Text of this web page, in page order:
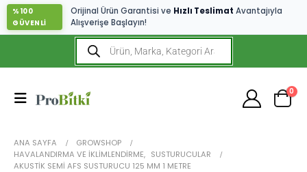
%100
GÜVENLİ
Orijinal Ürün Garantisi ve Hızlı Teslimat Avantajıyla
Alışverişe Başlayın!
0
ANA SAYFA
GROWSHOP
HAVALANDIRMA VE İKLIMLENDIRME, SUSTURUCULAR
AKUSTIK SEMI AFS SUSTURUCU 125 MM 1 METRE